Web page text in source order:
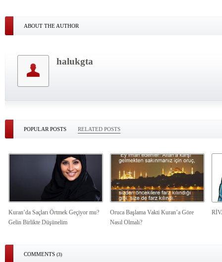
ABOUT THE AUTHOR
halukgta
POPULAR POSTS RELATED POSTS
Kuran’da Saçları Örtmek Geçiyor mu?
Gelin Birlikte Düşünelim
Oruca Başlama Vakti Kuran’a Göre
Nasıl Olmalı?
COMMENTS (3)